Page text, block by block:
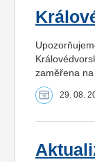
zaměřena
29. 08.